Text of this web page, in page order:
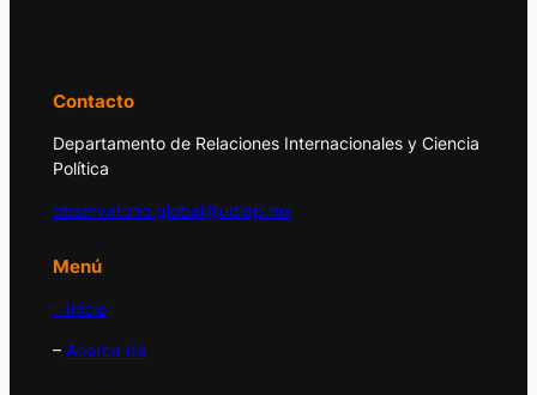
Contacto
Departamento de Relaciones Internacionales y Ciencia
Política
observatorio.global@udlap.mx
Menú
– Inicio
– Acerca de